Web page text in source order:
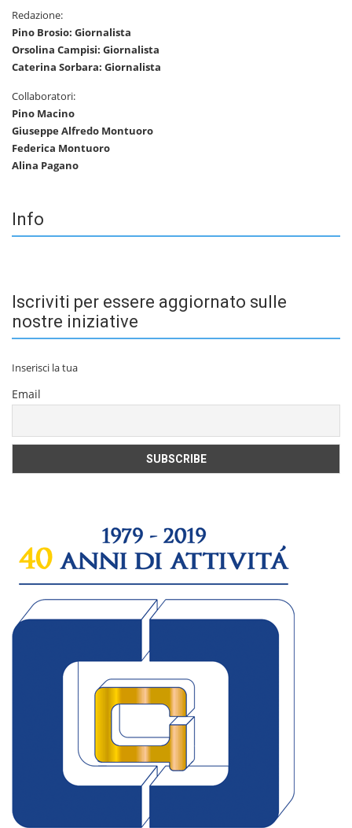
Redazione:
Pino Brosio: Giornalista
Orsolina Campisi: Giornalista
Caterina Sorbara: Giornalista
Collaboratori:
Pino Macino
Giuseppe Alfredo Montuoro
Federica Montuoro
Alina Pagano
Info
Iscriviti per essere aggiornato sulle
nostre iniziative
Inserisci la tua
Email